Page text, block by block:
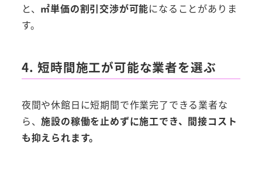
と、 ㎡単価の割引交渉が可能になることがありま
す。
4. 短時間施工が可能な業者を選ぶ
夜間や休館日に短期間で作業完了できる業者な
ら、施設の稼働を止めずに施工でき、間接コスト
も抑えられます。